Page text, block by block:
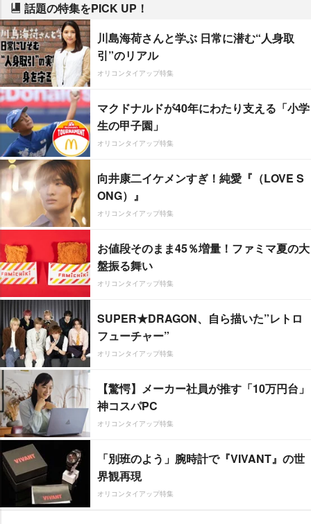
話題の特集をPICK UP！
川島海荷さんと学ぶ 日常に潜む“人身取
引”のリアル
オリコンタイアップ特集
マクドナルドが40年にわたり支える「小学
生の甲子園」
オリコンタイアップ特集
向井康二イケメンすぎ！純愛『（LOVE S
ONG）』
オリコンタイアップ特集
お値段そのまま45％増量！ファミマ夏の大
盤振る舞い
オリコンタイアップ特集
SUPER★DRAGON、自ら描いた”レトロ
フューチャー”
オリコンタイアップ特集
【驚愕】メーカー社員が推す「10万円台」
神コスパPC
オリコンタイアップ特集
「別班のよう」腕時計で『VIVANT』の世
界観再現
オリコンタイアップ特集